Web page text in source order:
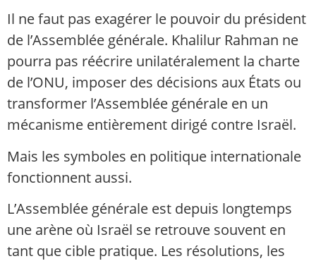
Il ne faut pas exagérer le pouvoir du président
de l’Assemblée générale. Khalilur Rahman ne
pourra pas réécrire unilatéralement la charte
de l’ONU, imposer des décisions aux États ou
transformer l’Assemblée générale en un
mécanisme entièrement dirigé contre Israël.
Mais les symboles en politique internationale
fonctionnent aussi.
L’Assemblée générale est depuis longtemps
une arène où Israël se retrouve souvent en
tant que cible pratique. Les résolutions, les